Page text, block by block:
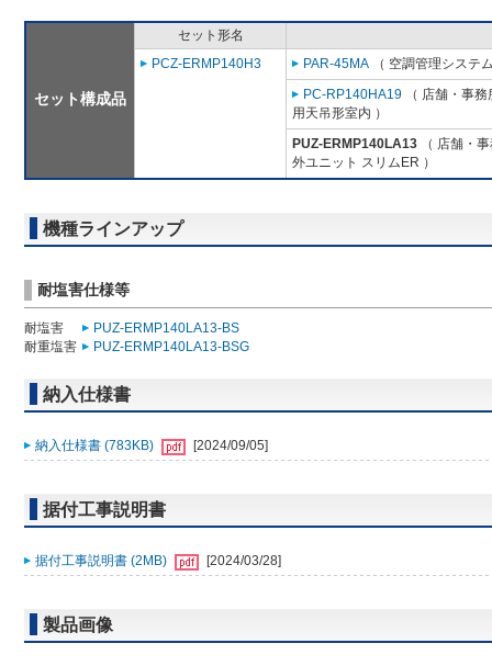
セット構成品
セット形名
PCZ-ERMP140H3
PAR-45MA （ 空調管理システ
PC-RP140HA19 （ 店舗・事
用天吊形室内 ）
PUZ-ERMP140LA13 （ 店舗・
外ユニット スリムER ）
機種ラインアップ
耐塩害仕様等
耐塩害
PUZ-ERMP140LA13-BS
耐重塩害
PUZ-ERMP140LA13-BSG
納入仕様書
納入仕様書 (783KB) [2024/09/05]
据付工事説明書
据付工事説明書 (2MB) [2024/03/28]
製品画像